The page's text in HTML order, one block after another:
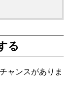
る
ャンスがありま